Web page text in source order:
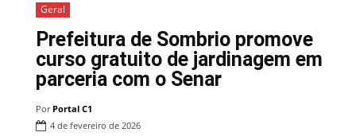
Geral
Prefeitura de Sombrio promove
curso gratuito de jardinagem em
parceria com o Senar
Por Portal C1
4 de fevereiro de 2026